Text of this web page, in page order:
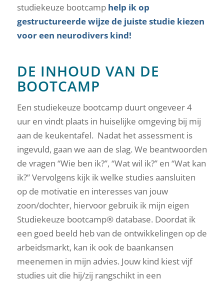
studiekeuze bootcamp help ik op
gestructureerde wijze de juiste studie kiezen
voor een neurodivers kind!
DE INHOUD VAN DE
BOOTCAMP
Een studiekeuze bootcamp duurt ongeveer 4
uur en vindt plaats in huiselijke omgeving bij mij
aan de keukentafel. Nadat het assessment is
ingevuld, gaan we aan de slag. We beantwoorden
de vragen “Wie ben ik?”, “Wat wil ik?” en “Wat kan
ik?” Vervolgens kijk ik welke studies aansluiten
op de motivatie en interesses van jouw
zoon/dochter, hiervoor gebruik ik mijn eigen
Studiekeuze bootcamp® database. Doordat ik
een goed beeld heb van de ontwikkelingen op de
arbeidsmarkt, kan ik ook de baankansen
meenemen in mijn advies. Jouw kind kiest vijf
studies uit die hij/zij rangschikt in een